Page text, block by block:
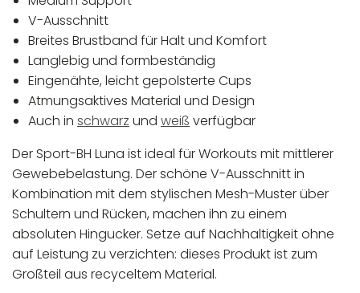
V-Ausschnitt
Breites Brustband für Halt und Komfort
Langlebig und formbeständig
Eingenähte, leicht gepolsterte Cups
Atmungsaktives Material und Design
Auch in schwarz und weiß verfügbar
Der Sport-BH Luna ist ideal für Workouts mit mittlerer
Gewebebelastung. Der schöne V-Ausschnitt in
Kombination mit dem stylischen Mesh-Muster über
Schultern und Rücken, machen ihn zu einem
absoluten Hingucker. Setze auf Nachhaltigkeit ohne
auf Leistung zu verzichten: dieses Produkt ist zum
Großteil aus recyceltem Material.